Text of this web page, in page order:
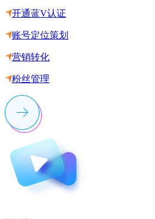
开通蓝V认证
账号定位策划
营销转化
粉丝管理